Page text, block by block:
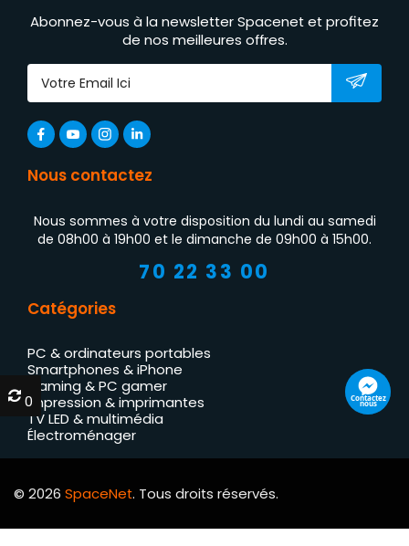
Abonnez-vous à la newsletter Spacenet et profitez
de nos meilleures offres.
Nous contactez
Nous sommes à votre disposition du lundi au samedi
de 08h00 à 19h00 et le dimanche de 09h00 à 15h00.
70 22 33 00
Catégories
PC & ordinateurs portables
Smartphones & iPhone
Gaming & PC gamer
Impression & imprimantes
TV LED & multimédia
Électroménager
© 2026 SpaceNet. Tous droits réservés.
Contactez
nous
0
0